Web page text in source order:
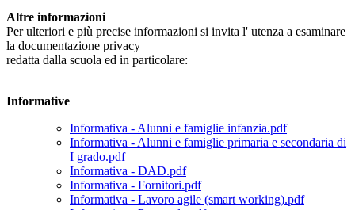
Altre informazioni
Per ulteriori e più precise informazioni si invita l' utenza a esaminare
la documentazione privacy
redatta dalla scuola ed in particolare:
Informative
Informativa - Alunni e famiglie infanzia.pdf
Informativa - Alunni e famiglie primaria e secondaria di
I grado.pdf
Informativa - DAD.pdf
Informativa - Fornitori.pdf
Informativa - Lavoro agile (smart working).pdf